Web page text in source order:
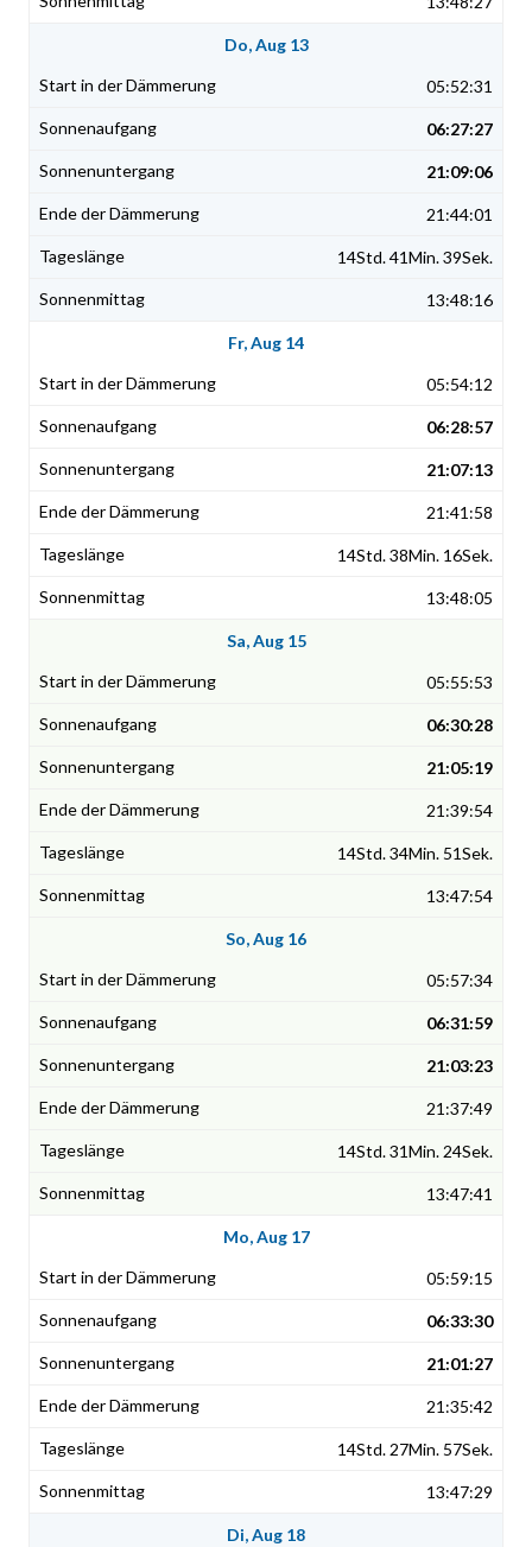
Do, Aug 13
05:52:31
06:27:27
21:09:06
21:44:01
14Std. 41Min. 39Sek.
13:48:16
Fr, Aug 14
05:54:12
06:28:57
21:07:13
21:41:58
14Std. 38Min. 16Sek.
13:48:05
Sa, Aug 15
05:55:53
06:30:28
21:05:19
21:39:54
14Std. 34Min. 51Sek.
13:47:54
So, Aug 16
05:57:34
06:31:59
21:03:23
21:37:49
14Std. 31Min. 24Sek.
13:47:41
Mo, Aug 17
05:59:15
06:33:30
21:01:27
21:35:42
14Std. 27Min. 57Sek.
13:47:29
Di, Aug 18